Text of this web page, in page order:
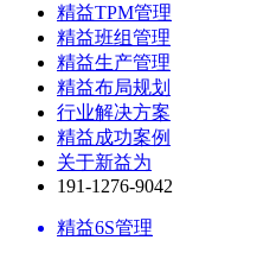
精益TPM管理
精益班组管理
精益生产管理
精益布局规划
行业解决方案
精益成功案例
关于新益为
191-1276-9042
精益6S管理